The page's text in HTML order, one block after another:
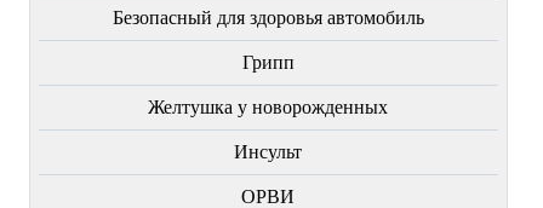
Безопасный для здоровья автомобиль
Грипп
Желтушка у новорожденных
Инсульт
ОРВИ